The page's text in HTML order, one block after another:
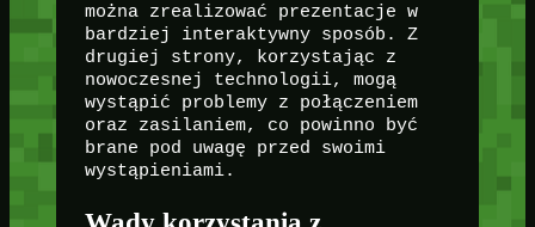
można zrealizować prezentacje w
bardziej interaktywny sposób. Z
drugiej strony, korzystając z
nowoczesnej technologii, mogą
wystąpić problemy z połączeniem
oraz zasilaniem, co powinno być
brane pod uwagę przed swoimi
wystąpieniami.